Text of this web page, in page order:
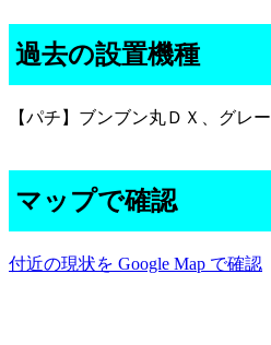
過去の設置機種
【パチ】ブンブン丸ＤＸ、グレ
マップで確認
付近の現状を Google Map で確認